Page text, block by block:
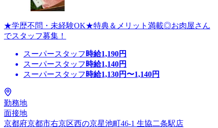
★学歴不問・未経験OK★特典＆メリット満載◎お肉屋さん
でスタッフ募集！
スーパースタッフ 時給1,190円
スーパースタッフ 時給1,140円
スーパースタッフ 時給1,130円〜1,140円
勤務地
面接地
京都府京都市右京区西の京星池町46-1 生協二条駅店